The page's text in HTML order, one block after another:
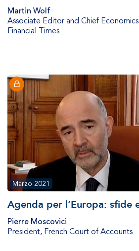
Martin Wolf
Associate Editor and Chief
Financial Times
Marzo 2021
Agenda per l’Europa: sfide
Pierre Moscovici
President, French Court of Accounts